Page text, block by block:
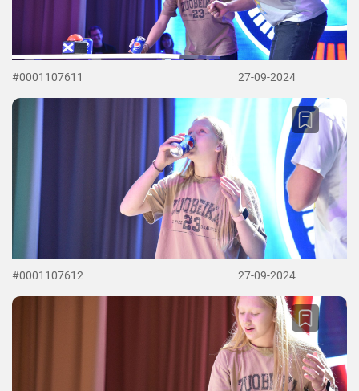
#0001107611 27-09-2024
#0001107612 27-09-2024